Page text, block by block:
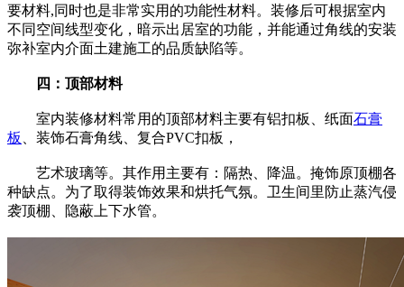
要材料,同时也是非常实用的功能性材料。装修后可根据室内
不同空间线型变化，暗示出居室的功能，并能通过角线的安装
弥补室内介面土建施工的品质缺陷等。
四：顶部材料
室内装修材料常用的顶部材料主要有铝扣板、纸面石膏
板
、装饰石膏角线、复合PVC扣板，
艺术玻璃等。其作用主要有：隔热、降温。掩饰原顶棚各
种缺点。为了取得装饰效果和烘托气氛。卫生间里防止蒸汽侵
袭顶棚、隐蔽上下水管。